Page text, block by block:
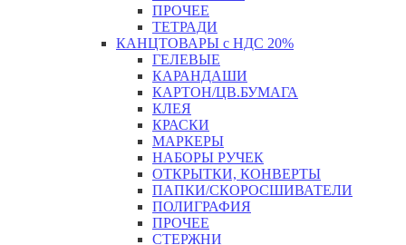
ПРОЧЕЕ
ТЕТРАДИ
КАНЦТОВАРЫ с НДС 20%
ГЕЛЕВЫЕ
КАРАНДАШИ
КАРТОН/ЦВ.БУМАГА
КЛЕЯ
КРАСКИ
МАРКЕРЫ
НАБОРЫ РУЧЕК
ОТКРЫТКИ, КОНВЕРТЫ
ПАПКИ/СКОРОСШИВАТЕЛИ
ПОЛИГРАФИЯ
ПРОЧЕЕ
СТЕРЖНИ